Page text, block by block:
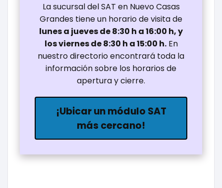
La sucursal del SAT en Nuevo Casas
Grandes tiene un horario de visita de
lunes a jueves de 8:30 h a 16:00 h, y
los viernes de 8:30 h a 15:00 h.En
nuestro directorio encontrará toda la
información sobre los horarios de
apertura y cierre.
¡Ubicar un módulo SAT
más cercano!